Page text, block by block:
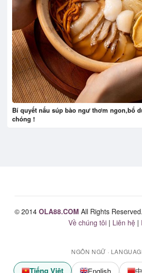
Bí quyết nấu súp bào ngư thơm ngon,bổ
chóng !
© 2014 OLA88.COM All Rights Reserved.
Về chúng tôi | Liên hệ |
NGÔN NGỮ ·
Tiếng Việt English